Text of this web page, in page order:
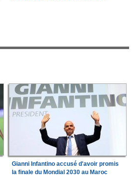
Gianni Infantino accusé d'avoir promis
la finale du Mondial 2030 au Maroc